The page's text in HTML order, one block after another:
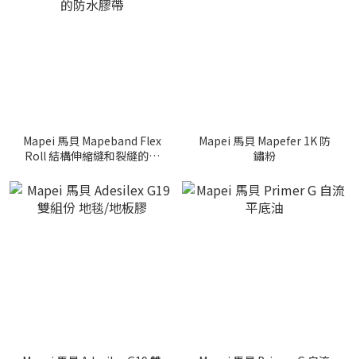
Mapei 馬貝 Mapeband Flex
Roll 結構伸縮縫和裂縫的防
Mapei 馬貝 Mapefer 1K 防
鏽粉